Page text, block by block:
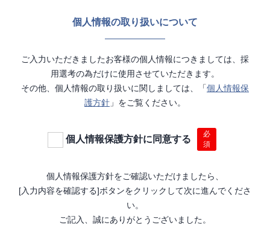
個人情報の取り扱いについて
ご入力いただきましたお客様の個人情報につきましては、採
用選考の為だけに使用させていただきます。
その他、個人情報の取り扱いに関しましては、「個人情報保
護方針 」をご覧ください。
個人情報保護方針に同意する
必
須
個人情報保護方針をご確認いただけましたら、
[入力内容を確認する]ボタンをクリックして次に進んでくださ
い。
ご記入、誠にありがとうございました。